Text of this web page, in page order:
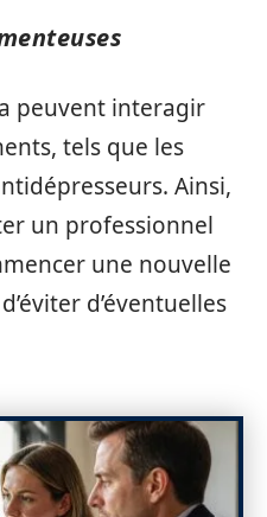
peuvent interagir
tels que les
Ainsi,
un professionnel
une nouvelle
d’éventuelles